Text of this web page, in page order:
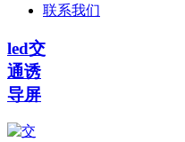
联系我们
led交
通诱
导屏